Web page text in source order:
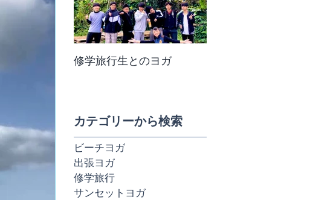
修学旅行生とのヨガ
カテゴリーから検索
ビーチヨガ
出張ヨガ
修学旅行
サンセットヨガ